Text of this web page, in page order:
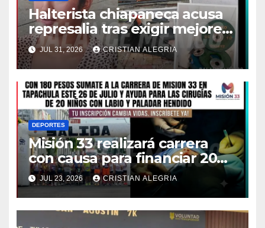
Halterista chiapaneca acusa
represalia tras exigir mejores
condiciones para entrenar
JUL 31, 2026 CRISTIAN ALEGRIA
DEPORTES
Misión 33 realizará carrera
con causa para financiar 20
cirugías de labio y paladar
hendido en Tapachula
JUL 23, 2026 CRISTIAN ALEGRIA